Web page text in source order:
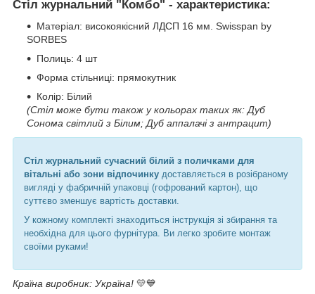
Стіл журнальний "Комбо" - характеристика:
Матеріал: високоякісний ЛДСП 16 мм. Swisspan by
SORBES
Полиць: 4 шт
Форма стільниці: прямокутник
Колір: Білий
(Стіл може бути також у кольорах таких як: Дуб
Сонома світлий з Білим; Дуб аппалачі з антрацит)
Стіл журнальний сучасний білий з поличками для
вітальні або зони відпочинку доставляється в розібраному
вигляді у фабричній упаковці (гофрований картон), що
суттєво зменшує вартість доставки.
У кожному комплекті знаходиться інструкція зі збирання та
необхідна для цього фурнітура. Ви легко зробите монтаж
своїми руками!
Країна виробник: Україна! 💛💙